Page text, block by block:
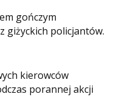
gończym
giżyckich policjantów.
kierowców
porannej akcji